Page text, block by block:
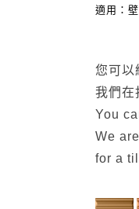
適用：
您可以
我們在
You
We
for a